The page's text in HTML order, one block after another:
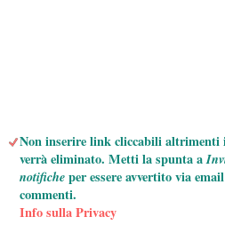
Non inserire link cliccabili altrimenti
verrà eliminato. Metti la spunta a
notificheper essere avvertito via
commenti.
Info sulla Privacy